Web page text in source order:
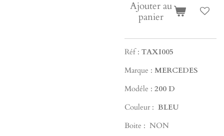
Ajouter au
panier
Réf : TAXI005
Marque : MERCEDES
Modéle : 200 D
Couleur : BLEU
Boite : NON